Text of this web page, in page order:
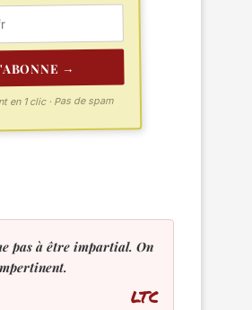
→
en 1 clic · Pas de spam
pas à être impartial. On
LTC